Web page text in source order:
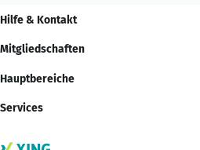
Hilfe & Kontakt
Mitgliedschaften
Hauptbereiche
Services